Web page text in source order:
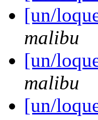
[un/
malibu
[un/
malibu
[un/